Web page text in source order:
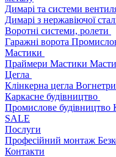
Димарі та системи
Димарі з нержавіючої
Воротні системи, ролети
Гаражні ворота
Мастики
Праймери Мастики
Цегла
Клінкерна цегла
Каркасне будівництво
Промислове будівництво
SALE
Послуги
Професійний монтаж
Контакти